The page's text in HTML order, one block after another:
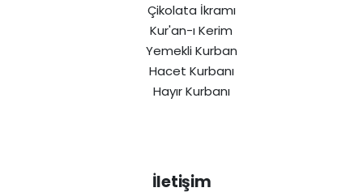
Çikolata İkramı
Kur'an-ı Kerim
Yemekli Kurban
Hacet Kurbanı
Hayır Kurbanı
İletişim